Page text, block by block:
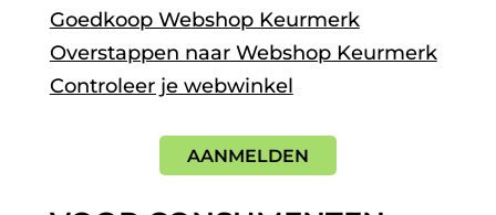
Goedkoop Webshop Keurmerk
Overstappen naar Webshop Keurmerk
Controleer je webwinkel
AANMELDEN